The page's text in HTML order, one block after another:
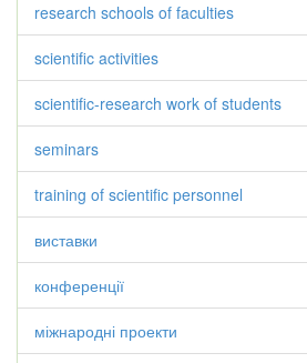
research schools of faculties
scientific activities
scientific-research work of students
seminars
training of scientific personnel
виставки
конференції
міжнародні проекти